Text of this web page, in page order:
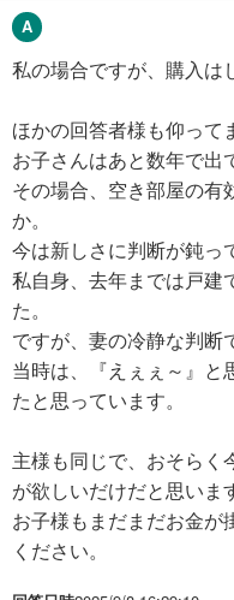
私の場合ですが、購入は
ほかの回答者様も仰って
お子さんはあと数年で出
その場合、空き部屋の有
か。
今は新しさに判断が鈍っ
私自身、去年までは戸建
た。
ですが、妻の冷静な判断
当時は、『えぇぇ～』と
たと思っています。
主様も同じで、おそらく
が欲しいだけだと思いま
お子様もまだまだお金が
ください。